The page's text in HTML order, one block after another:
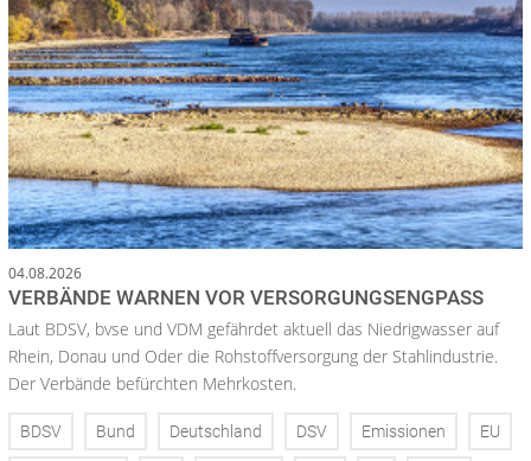
04.08.2026
VERBÄNDE WARNEN VOR VERSORGUNGSENGPASS
Laut BDSV, bvse und VDM gefährdet aktuell das Niedrigwasser auf
Rhein, Donau und Oder die Rohstoffversorgung der Stahlindustrie.
Der Verbände befürchten Mehrkosten.
BDSV Bund Deutschland DSV Emissionen EU